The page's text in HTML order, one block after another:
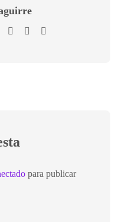
para publicar